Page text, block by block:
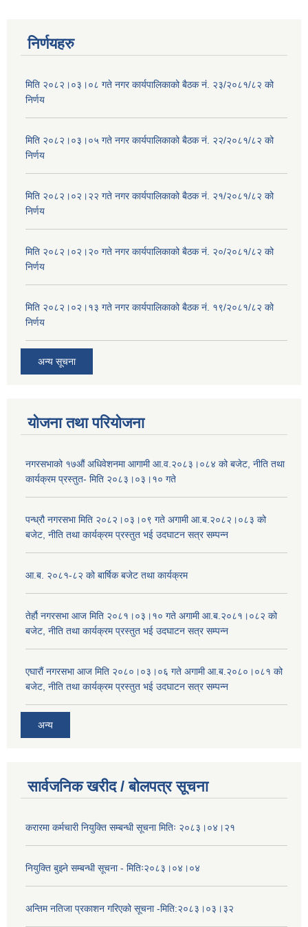
निर्णयहरु
मिति २०८२।०३।०८ गते नगर कार्यपालिकाको बैठक नं. २३/२०८१/८२ को
निर्णय
मिति २०८२।०३।०५ गते नगर कार्यपालिकाको बैठक नं. २२/२०८१/८२ को
निर्णय
मिति २०८२।०२।२२ गते नगर कार्यपालिकाको बैठक नं. २१/२०८१/८२ को
निर्णय
मिति २०८२।०२।२० गते नगर कार्यपालिकाको बैठक नं. २०/२०८१/८२ को
निर्णय
मिति २०८२।०२।१३ गते नगर कार्यपालिकाको बैठक नं. १९/२०८१/८२ को
निर्णय
अन्य सूचना
योजना तथा परियोजना
नगरसभाको १७औं अधिवेशनमा आगामी आ.व.२०८३।०८४ को बजेट, नीति तथा
कार्यक्रम प्रस्तुत- मिति २०८३।०३।१० गते
पन्ध्रौ नगरसभा मिति २०८२।०३।०९ गते अगामी आ.ब.२०८२।०८३ को
बजेट, नीति तथा कार्यक्रम प्रस्तुत भई उदघाटन सत्र सम्पन्न
आ.ब. २०८१-८२ को बार्षिक बजेट तथा कार्यक्रम
तेर्हौ नगरसभा आज मिति २०८१।०३।१० गते अगामी आ.ब.२०८१।०८२ को
बजेट, नीति तथा कार्यक्रम प्रस्तुत भई उदघाटन सत्र सम्पन्न
एघारौं नगरसभा आज मिति २०८०।०३।०६ गते अगामी आ.ब.२०८०।०८१ को
बजेट, नीति तथा कार्यक्रम प्रस्तुत भई उदघाटन सत्र सम्पन्न
अन्य
सार्वजनिक खरीद / बोलपत्र सूचना
करारमा कर्मचारी नियुक्ति सम्बन्धी सूचना मितिः २०८३।०४।२१
नियुक्ति बुझ्ने सम्बन्धी सूचना - मितिः२०८३।०४।०४
अन्तिम नतिजा प्रकाशन गरिएको सूचना -मिति:२०८३।०३।३२